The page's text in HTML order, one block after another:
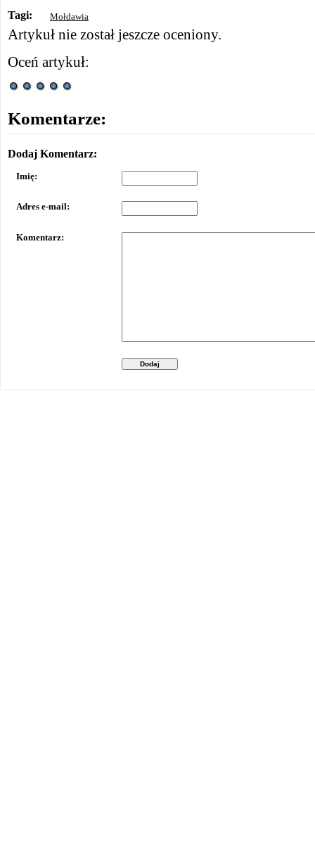
Tagi: Mołdawia
Artykuł nie został jeszcze oceniony.
Oceń artykuł:
Komentarze:
Dodaj Komentarz:
Imię:
Adres e-mail:
Komentarz:
Dodaj